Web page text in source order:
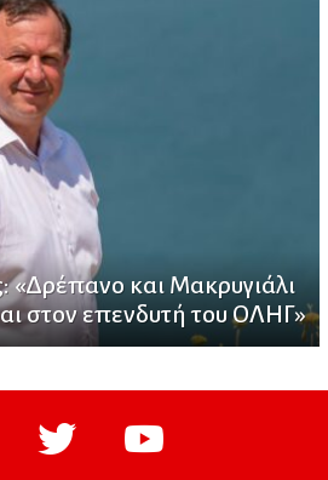
«Δρέπανο και Μακρυγιάλι
στον επενδυτή του ΟΛΗΓ»
twitter